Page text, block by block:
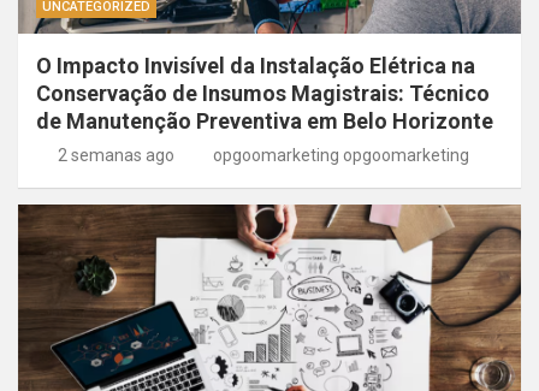
UNCATEGORIZED
O Impacto Invisível da Instalação Elétrica na
Conservação de Insumos Magistrais: Técnico
de Manutenção Preventiva em Belo Horizonte
2 semanas ago opgoomarketing opgoomarketing